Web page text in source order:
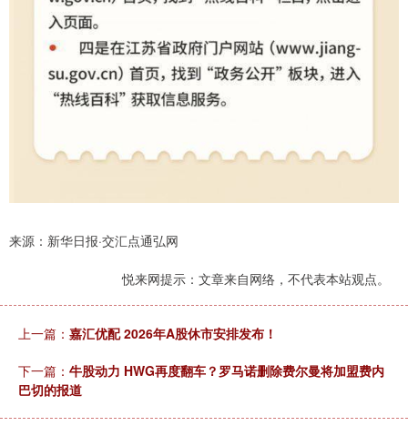
来源：新华日报·交汇点通弘网
悦来网提示：文章来自网络，不代表本站观点。
上一篇： 嘉汇优配 2026年A股休市安排发布！
下一篇： 牛股动力 HWG再度翻车？罗马诺删除费尔曼将加盟费内
巴切的报道